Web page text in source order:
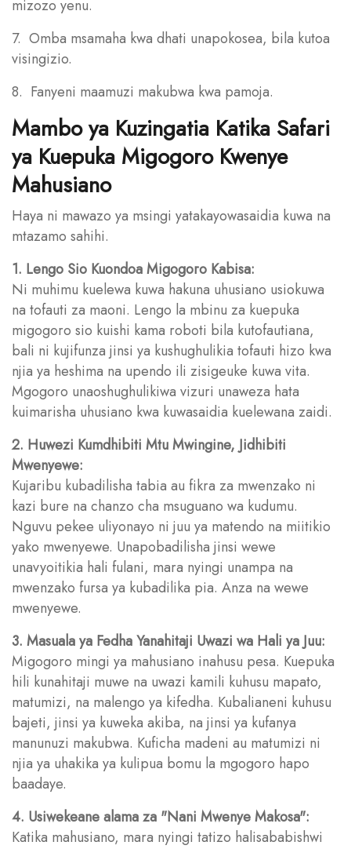
mizozo yenu.
7. Omba msamaha kwa dhati unapokosea, bila kutoa
visingizio.
8. Fanyeni maamuzi makubwa kwa pamoja.
Mambo ya Kuzingatia Katika Safari
ya Kuepuka Migogoro Kwenye
Mahusiano
Haya ni mawazo ya msingi yatakayowasaidia kuwa na
mtazamo sahihi.
1. Lengo Sio Kuondoa Migogoro Kabisa:
Ni muhimu kuelewa kuwa hakuna uhusiano usiokuwa
na tofauti za maoni. Lengo la mbinu za kuepuka
migogoro sio kuishi kama roboti bila kutofautiana,
bali ni kujifunza jinsi ya kushughulikia tofauti hizo kwa
njia ya heshima na upendo ili zisigeuke kuwa vita.
Mgogoro unaoshughulikiwa vizuri unaweza hata
kuimarisha uhusiano kwa kuwasaidia kuelewana zaidi.
2. Huwezi Kumdhibiti Mtu Mwingine, Jidhibiti
Mwenyewe:
Kujaribu kubadilisha tabia au fikra za mwenzako ni
kazi bure na chanzo cha msuguano wa kudumu.
Nguvu pekee uliyonayo ni juu ya matendo na miitikio
yako mwenyewe. Unapobadilisha jinsi wewe
unavyoitikia hali fulani, mara nyingi unampa na
mwenzako fursa ya kubadilika pia. Anza na wewe
mwenyewe.
3. Masuala ya Fedha Yanahitaji Uwazi wa Hali ya Juu:
Migogoro mingi ya mahusiano inahusu pesa. Kuepuka
hili kunahitaji muwe na uwazi kamili kuhusu mapato,
matumizi, na malengo ya kifedha. Kubalianeni kuhusu
bajeti, jinsi ya kuweka akiba, na jinsi ya kufanya
manunuzi makubwa. Kuficha madeni au matumizi ni
njia ya uhakika ya kulipua bomu la mgogoro hapo
baadaye.
4. Usiwekeane alama za "Nani Mwenye Makosa":
Katika mahusiano, mara nyingi tatizo halisababishwi